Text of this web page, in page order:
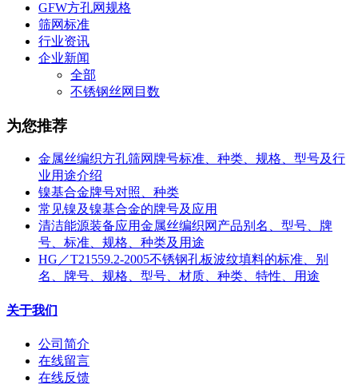
GFW方孔网规格
筛网标准
行业资讯
企业新闻
全部
不锈钢丝网目数
为您推荐
金属丝编织方孔筛网牌号标准、种类、规格、型号及行
业用途介绍
镍基合金牌号对照、种类
常见镍及镍基合金的牌号及应用
清洁能源装备应用金属丝编织网产品别名、型号、牌
号、标准、规格、种类及用途
HG／T21559.2-2005不锈钢孔板波纹填料的标准、别
名、牌号、规格、型号、材质、种类、特性、用途
关于我们
公司简介
在线留言
在线反馈